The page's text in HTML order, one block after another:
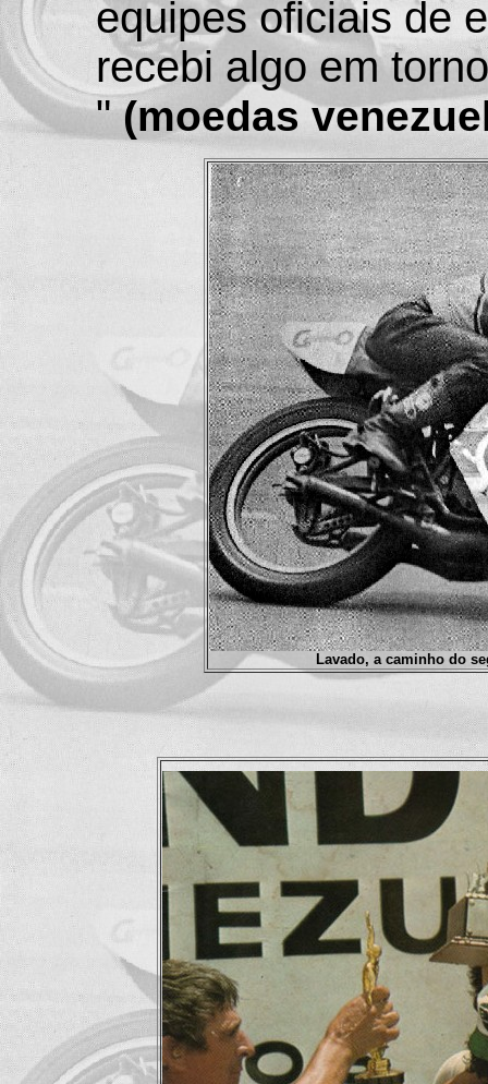
equipes oficiais de
recebi algo em
"(moedas
Lavado, a caminho do